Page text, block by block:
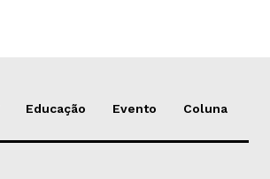
Educação Evento Coluna